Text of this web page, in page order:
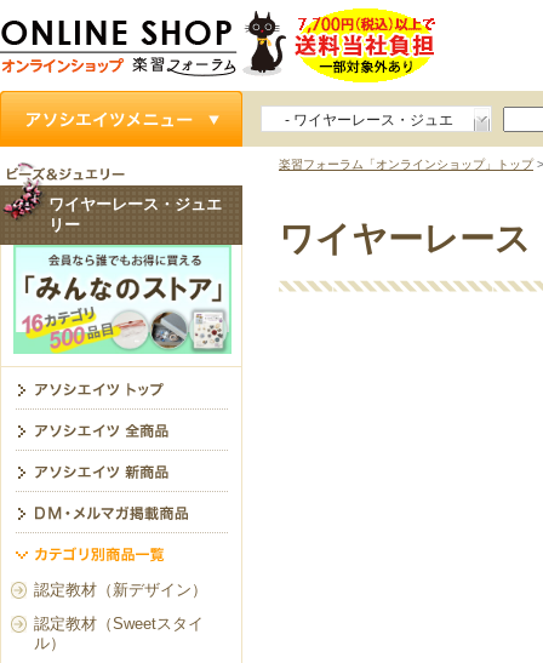
- ワイヤーレース・ジュエ
楽習フォーラム「オンラインショップ」トップ>
ワイヤーレー
ワイヤーレース・ジュエ
リー
認定教材（新デザイン）
認定教材（Sweetスタイ
ル）